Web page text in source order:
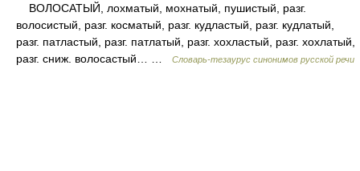
ВОЛОСАТЫЙ, лохматый, мохнатый, пушистый, разг.
волосистый, разг. косматый, разг. кудластый, разг. кудлатый,
разг. патластый, разг. патлатый, разг. хохластый, разг. хохлатый,
разг. сниж. волосастый… …
Словарь-тезаурус синонимов русской речи